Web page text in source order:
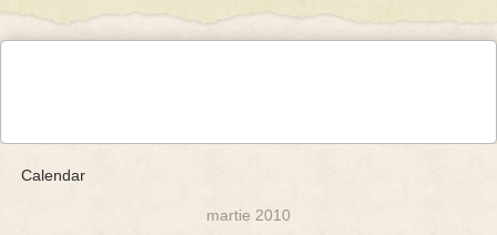
Calendar
martie 2010